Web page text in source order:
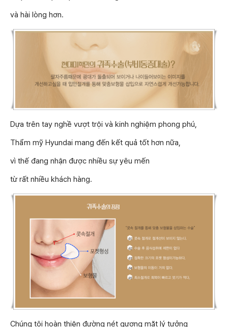
và hài lòng hơn.
Dựa trên tay nghề vượt trội và kinh nghiệm phong phú,
Thẩm mỹ Hyundai mang đến kết quả tốt hơn nữa,
vì thế đang nhận được nhiều sự yêu mến
từ rất nhiều khách hàng.
Chúng tôi hoàn thiện đường nét gương mặt lý tưởng